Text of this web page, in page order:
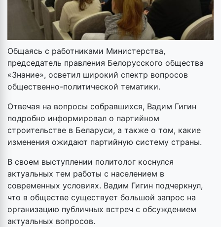
Общаясь с работниками Министерства,
председатель правления Белорусского общества
«Знание», осветил широкий спектр вопросов
общественно-политической тематики.
Отвечая на вопросы собравшихся, Вадим Гигин
подробно информировал о партийном
строительстве в Беларуси, а также о том, какие
изменения ожидают партийную систему страны.
В своем выступлении политолог коснулся
актуальных тем работы с населением в
современных условиях. Вадим Гигин подчеркнул,
что в обществе существует большой запрос на
организацию публичных встреч с обсуждением
актуальных вопросов.